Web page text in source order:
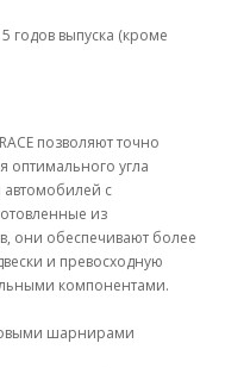
годов выпуска (кроме
позволяют точно
оптимального угла
с
из
они обеспечивают более
и превосходную
компонентами.
шарнирами